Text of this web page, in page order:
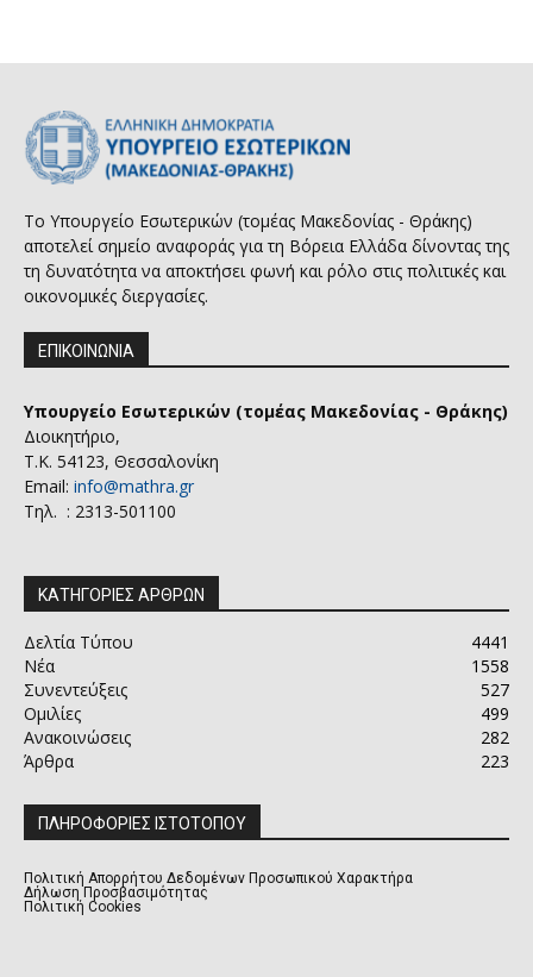
Το Υπουργείο Εσωτερικών (τομέας Μακεδονίας - Θράκης)
αποτελεί σημείο αναφοράς για τη Βόρεια Ελλάδα δίνοντας της
τη δυνατότητα να αποκτήσει φωνή και ρόλο στις πολιτικές και
οικονομικές διεργασίες.
ΕΠΙΚΟΙΝΩΝΙΑ
Υπουργείο Εσωτερικών (τομέας Μακεδονίας - Θράκης)
Διοικητήριο,
Τ.Κ. 54123, Θεσσαλονίκη
Email: info@mathra.gr
Τηλ. : 2313-501100
ΚΑΤΗΓΟΡΙΕΣ ΑΡΘΡΩΝ
Δελτία Τύπου
4441
Νέα
1558
Συνεντεύξεις
527
Ομιλίες
499
Ανακοινώσεις
282
Άρθρα
223
ΠΛΗΡΟΦΟΡΙΕΣ ΙΣΤΟΤΟΠΟΥ
Πολιτική Απορρήτου Δεδομένων Προσωπικού Χαρακτήρα
Δήλωση Προσβασιμότητας
Πολιτική Cookies